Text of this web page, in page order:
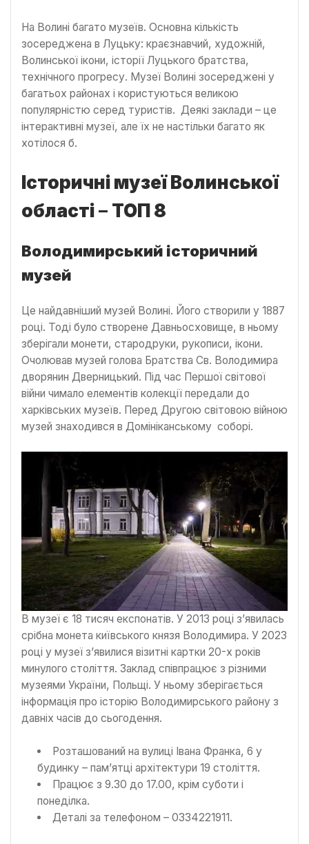
На Волині багато музеїв. Основна кількість
зосереджена в Луцьку: краєзнавчий, художній,
Волинської ікони, історії Луцького братства,
технічного прогресу. Музеї Волині зосереджені у
багатьох районах і користуються великою
популярністю серед туристів. Деякі заклади – це
інтерактивні музеї, але їх не настільки багато як
хотілося б.
Історичні музеї Волинської
області– ТОП 8
Володимирський історичний
музей
Це найдавніший музей Волині. Його створили у 1887
році. Тоді було створене Давньосховище, в ньому
зберігали монети, стародруки, рукописи, ікони.
Очолював музей голова Братства Св. Володимира
дворянин Дверницький. Під час Першої світової
війни чимало елементів колекції передали до
харківських музеїв. Перед Другою світовою війною
музей знаходився в Домініканському соборі.
В музеї є 18 тисяч експонатів. У 2013 році з’явилась
срібна монета київського князя Володимира. У 2023
році у музеї з’явилися візитні картки 20-х років
минулого століття. Заклад співпрацює з різними
музеями України, Польщі. У ньому зберігається
інформація про історію Володимирського району з
давніх часів до сьогодення.
Розташований на вулиці Івана Франка, 6 у
будинку – пам’ятці архітектури 19 століття.
Працює з 9.30 до 17.00, крім суботи і
понеділка.
Деталі за телефоном – 0334221911.